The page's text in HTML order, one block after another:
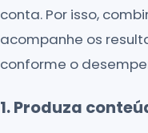
conta. Por isso,
acompanhe os
conforme o
1. Produza